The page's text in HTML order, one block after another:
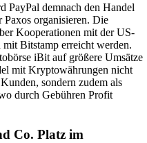
PayPal demnach den Handel
organisieren. Die
Kooperationen mit der US-
Bitstamp erreicht werden.
iBit auf größere Umsätze
mit Kryptowährungen nicht
sondern zudem als
durch Gebühren Profit
Co. Platz im